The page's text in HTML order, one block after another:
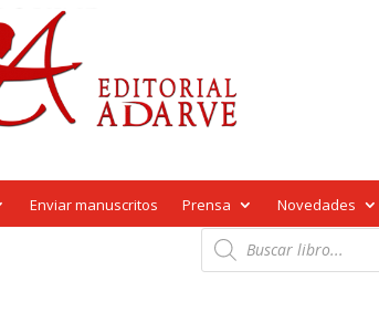
Enviar manuscritos Prensa Novedades
Búsqueda
de
productos